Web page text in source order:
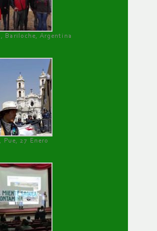
Bariloche, Argentina
Pue, 27 Enero